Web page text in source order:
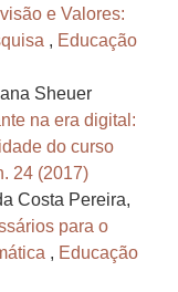
e Valores:
, Educação
Sheuer
na era digital:
do curso
24 (2017)
Costa Pereira,
para o
, Educação